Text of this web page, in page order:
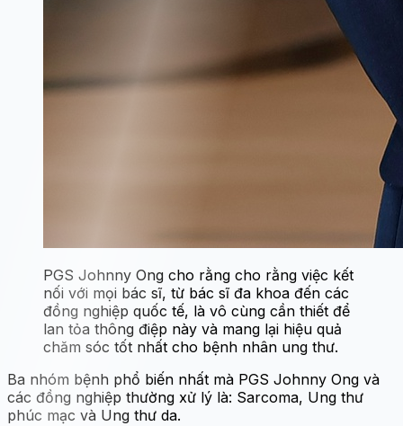
PGS Johnny Ong cho rằng cho rằng việc kết
nối với mọi bác sĩ, từ bác sĩ đa khoa đến các
đồng nghiệp quốc tế, là vô cùng cần thiết để
lan tỏa thông điệp này và mang lại hiệu quả
chăm sóc tốt nhất cho bệnh nhân ung thư.
Ba nhóm bệnh phổ biến nhất mà PGS Johnny Ong và
các đồng nghiệp thường xử lý là: Sarcoma, Ung thư
phúc mạc và Ung thư da.